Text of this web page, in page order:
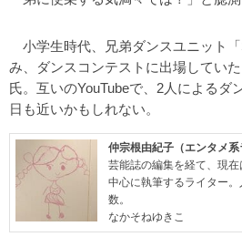
小学生時代、兄弟ダンスユニット
み、ダンスコンテストに出場してい
氏。互いのYouTubeで、2人によるダ
日も近いかもしれない。
仲宗根由紀子（エンタメ系
芸能誌の編集を経て、現
中心に執筆するライター
数。
なかそねゆきこ